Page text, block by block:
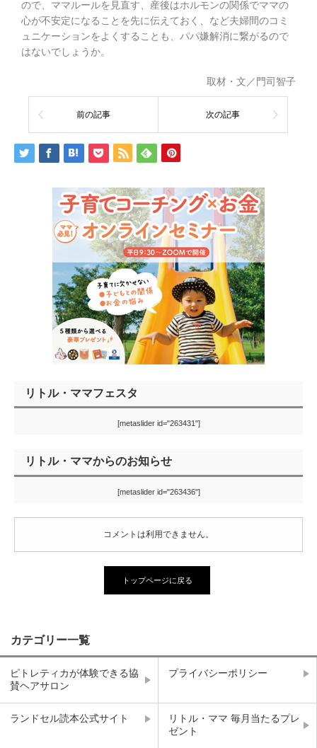
ので、ママルールを見直す、産後はホルモンの関係でママの
心が不安定になることを先に伝えておく、など夫婦間のコミ
ュニケーションをよくすることも、パパ嫌解消に繋がるので
はないでしょうか。
取材・文／門司智子
前の記事 次の記事
リトル・ママフェスタ
[metaslider id="263431"]
リトル・ママからのお知らせ
[metaslider id="263436"]
コメントは利用できません。
トップページに戻る
カテゴリー一覧
ピトレティカが体験できる協
賛ヘアサロン
プライバシーポリシー
ランドセル読本公式サイト
リトル・ママ 毎月当たるプレ
ゼント